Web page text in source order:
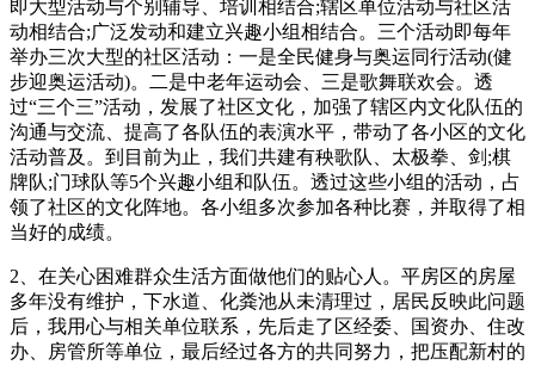
即大型活动与个别辅导、培训相结合;辖区单位活动与社区活
动相结合;广泛发动和建立兴趣小组相结合。三个活动即每年
举办三次大型的社区活动：一是全民健身与奥运同行活动(健
步迎奥运活动)。二是中老年运动会、三是歌舞联欢会。透
过“三个三”活动，发展了社区文化，加强了辖区内文化队伍的
沟通与交流、提高了各队伍的表演水平，带动了各小区的文化
活动普及。到目前为止，我们共建有秧歌队、太极拳、剑;棋
牌队;门球队等5个兴趣小组和队伍。透过这些小组的活动，占
领了社区的文化阵地。各小组多次参加各种比赛，并取得了相
当好的成绩。
2、在关心困难群众生活方面做他们的贴心人。平房区的房屋
多年没有维护，下水道、化粪池从未清理过，居民反映此问题
后，我用心与相关单位联系，先后走了区经委、国资办、住改
办、房管所等单位，最后经过各方的共同努力，把压配新村的